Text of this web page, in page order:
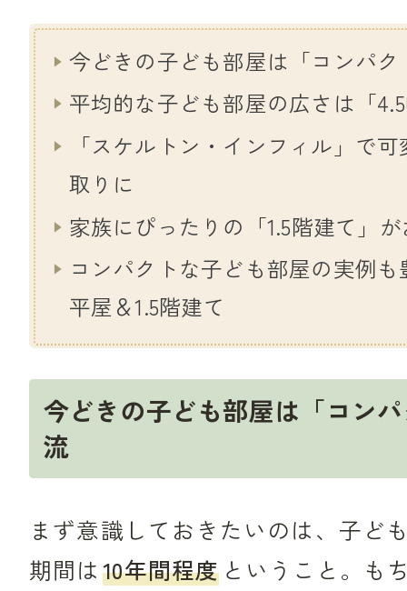
今どきの子ども部屋は「コンパ
平均的な子ども部屋の広さは「
「スケルトン・インフィル」で
取りに
家族にぴったりの「1.5階建て」
コンパクトな子ども部屋の実例
平屋＆1.5階建て
今どきの子ども部屋は「コン
流
まず意識しておきたいのは、子ど
期間は 10年間程度 ということ。も